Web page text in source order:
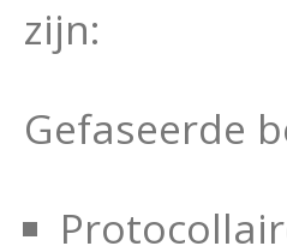
zijn:
Gefaseerde